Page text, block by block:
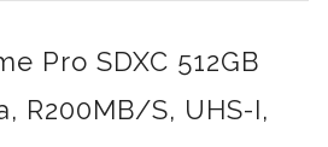
Pro SDXC 512GB
R200MB/S, UHS-I,